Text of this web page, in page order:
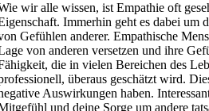
wir alle wissen, ist Empathie oft
Immerhin geht es dabei um
Gefühlen anderer. Empathische
von anderen versetzen und ihre
die in vielen Bereichen des
überaus geschätzt wird.
Auswirkungen haben.
und deine Sorge um andere